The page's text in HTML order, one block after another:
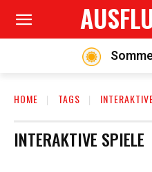
HOME TAGS
INTERAKTIVE SPIELE